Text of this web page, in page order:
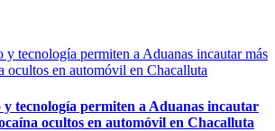
tecnología permiten a Aduanas incautar
ocultos en automóvil en Chacalluta